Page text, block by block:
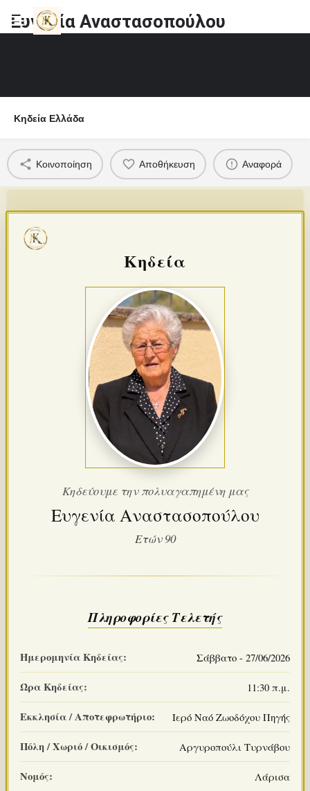
Ευγενία Αναστασοπούλου
Κηδεία Ελλάδα
Κοινοποίηση Αποθήκευση Αναφορά
Κηδεία
Κηδεύουμε την πολυαγαπημένη μας
Ευγενία Αναστασοπούλου
Ετών 90
Πληροφορίες Τελετής
Ημερομηνία Κηδείας: Σάββατο - 27/06/2026
Ώρα Κηδείας: 11:30 π.μ.
Εκκλησία / Αποτεφρωτήριο: Ιερό Ναό Ζωοδόχου Πηγής
Πόλη / Χωριό / Οικισμός: Αργυροπούλι Τυρνάβου
Νομός: Λάρισα